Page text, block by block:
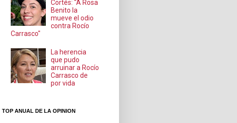
Cortés: "A Rosa
Benito la
mueve el odio
contra Rocío
Carrasco"
La herencia
que pudo
arruinar a Rocío
Carrasco de
por vida
TOP ANUAL DE LA OPINION